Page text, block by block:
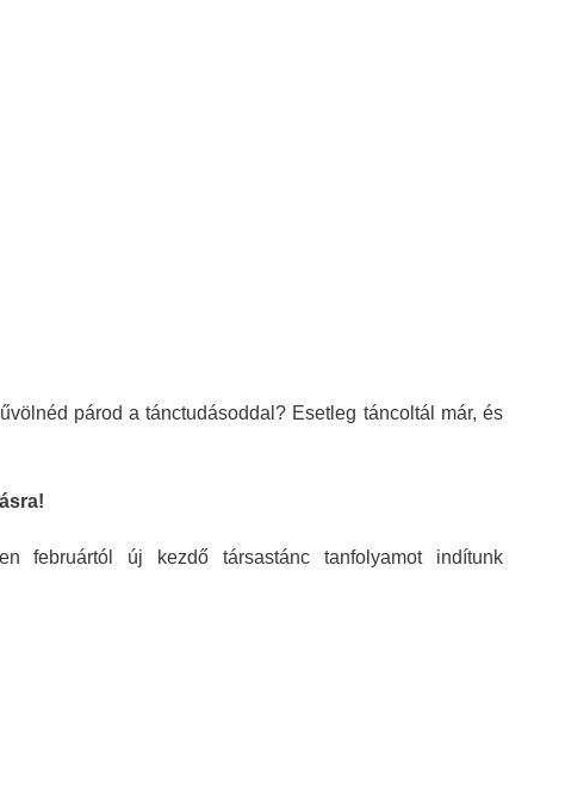
párod a tánctudásoddal? Esetleg táncoltál már, és
februártól új kezdő társastánc tanfolyamot indítunk